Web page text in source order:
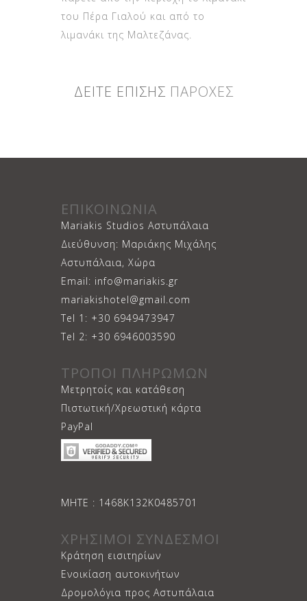
λιμανάκι της Μαλτεζάνας.
Mariakis Studios Αστυπάλαια
Διεύθυνση: Μαριάκης Μιχάλης
Αστυπάλαια, Χώρα
Email: info@mariakis.gr
mariakishotel@gmail.com
Tel 1: +30 6949473947
Tel 2: +30 6946003590
Μετρητοίς και κατάθεση
Πιστωτική/Χρεωστική κάρτα
PayPal
Κράτηση εισιτηρίων
Ενοικίαση αυτοκινήτων
Δρομολόγια προς Αστυπάλαια
Το ξενοδοχείο μας στο TripAdvisor